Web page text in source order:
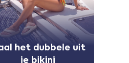
het dubbele uit
je bikini